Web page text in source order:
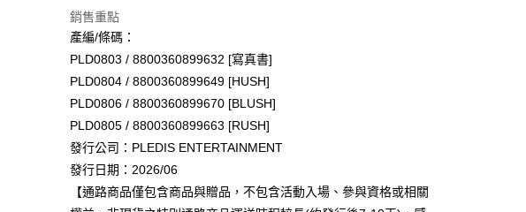
LINE Pay
Apple Pay
街口支付
悠遊付
AFTEE先享後付
相關說明
【關於「AFTEE先享後付」】
銷售重點
產編/條碼：
PLD0803 / 8800360899632 [寫真書]
PLD0804 / 8800360899649 [HUSH]
PLD0806 / 8800360899670 [BLUSH]
PLD0805 / 8800360899663 [RUSH]
發行公司：PLEDIS ENTERTAINMENT
發行日期：2026/06
【通路商品僅包含商品與贈品，不包含活動入場、參與資格或相關